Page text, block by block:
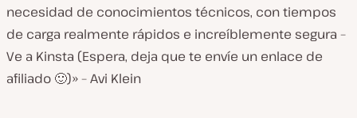
necesidad de conocimientos técnicos, con tiempos
de carga realmente rápidos e increíblemente segura –
Ve a Kinsta (Espera, deja que te envíe un enlace de
afiliado 🙂)» – Avi Klein